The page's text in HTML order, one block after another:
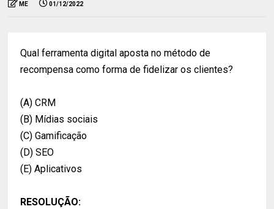
ME 01/12/2022
Qual ferramenta digital aposta no método de
recompensa como forma de fidelizar os clientes?
(A) CRM
(B) Mídias sociais
(C) Gamificação
(D) SEO
(E) Aplicativos
RESOLUÇÃO: